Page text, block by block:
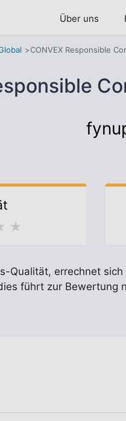
Über uns
CONVEX Responsible
★
Qualität, errechnet
führt zur Bewertung